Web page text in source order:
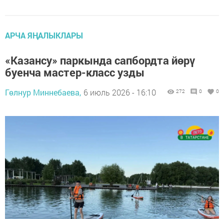
АРЧА ЯҢАЛЫКЛАРЫ
«Казансу» паркында сапбордта йөрү
буенча мастер-класс узды
Гөлнур Миннебаева, 6 июль 2026 - 16:10 272 0 0